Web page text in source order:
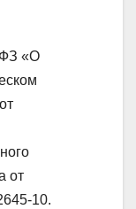
«О
от
10.